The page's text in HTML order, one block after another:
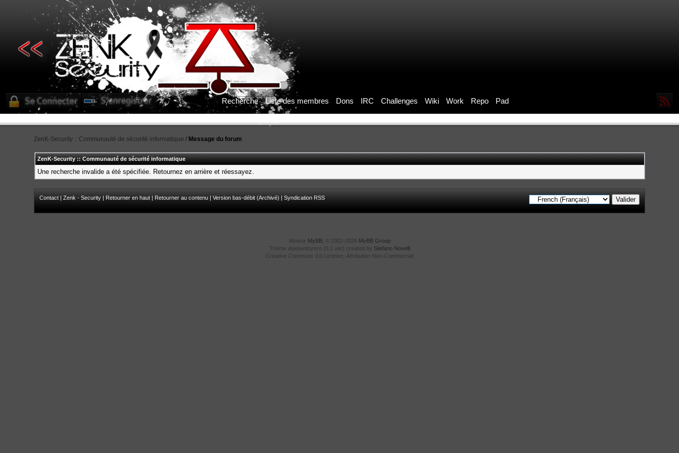
Recherche Liste des membres Dons IRC Challenges Wiki Work Repo Pad
ZenK-Security :: Communauté de sécurité informatique / Message du forum
ZenK-Security :: Communauté de sécurité informatique
Une recherche invalide a été spécifiée. Retournez en arrière et réessayez.
Contact |Zenk - Security | Retourner en haut | Retourner au contenu |Version bas-débit (Archivé) |Syndication RSS
Moteur MyBB, © 2002-2026 MyBB Group
Theme duepuntozero (0.1 ver) created by Stefano Novelli
Creative Commons 3.0 License, Attribution Non-Commercial